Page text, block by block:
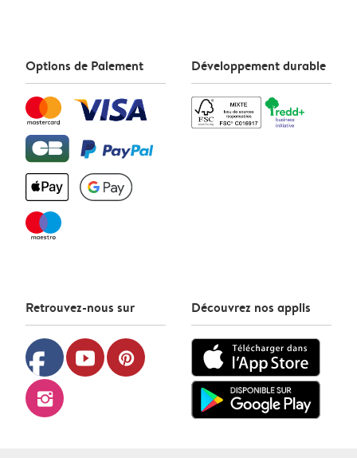
Options de Paiement Développement durable
Retrouvez-nous sur
facebook youtube pinterest
instagram
Découvrez nos applis